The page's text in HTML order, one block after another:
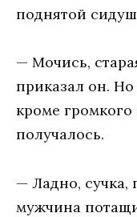
поднятой
— Мочись,
приказал он.
кроме
получалось.
— Ладно, сучка,
мужчина